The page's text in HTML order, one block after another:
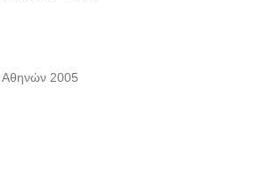
Αθηνών 2005